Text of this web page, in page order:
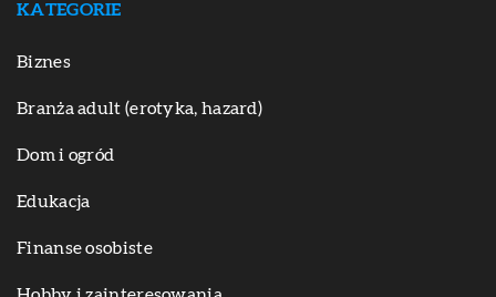
KATEGORIE
Biznes
Branża adult (erotyka, hazard)
Dom i ogród
Edukacja
Finanse osobiste